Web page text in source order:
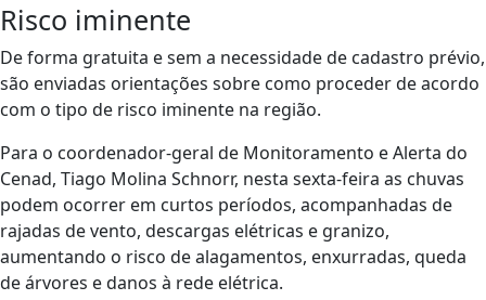
Risco iminente
De forma gratuita e sem a necessidade de cadastro prévio,
são enviadas orientações sobre como proceder de acordo
com o tipo de risco iminente na região.
Para o coordenador-geral de Monitoramento e Alerta do
Cenad, Tiago Molina Schnorr, nesta sexta-feira as chuvas
podem ocorrer em curtos períodos, acompanhadas de
rajadas de vento, descargas elétricas e granizo,
aumentando o risco de alagamentos, enxurradas, queda
de árvores e danos à rede elétrica.